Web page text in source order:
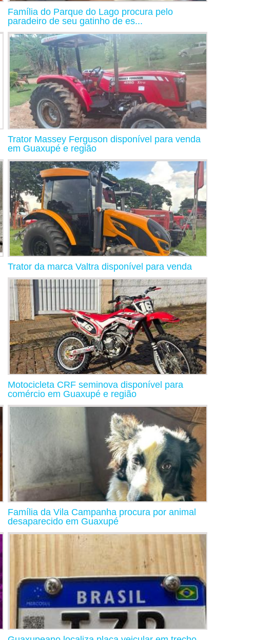
Família do Parque do Lago procura pelo
paradeiro de seu gatinho de es...
Trator Massey Ferguson disponível para venda
em Guaxupé e região
Trator da marca Valtra disponível para venda
Motocicleta CRF seminova disponível para
comércio em Guaxupé e região
Família da Vila Campanha procura por animal
desaparecido em Guaxupé